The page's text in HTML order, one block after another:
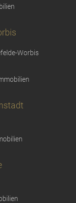
Worbis